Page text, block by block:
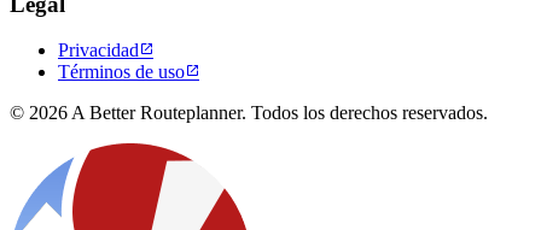
Privacidad
Términos de uso
© 2026 A Better Routeplanner. Todos los derechos reservados.